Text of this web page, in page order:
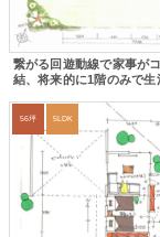
繋がる回遊動線で家事が
結、将来的に1階のみで生
56坪 5LDK